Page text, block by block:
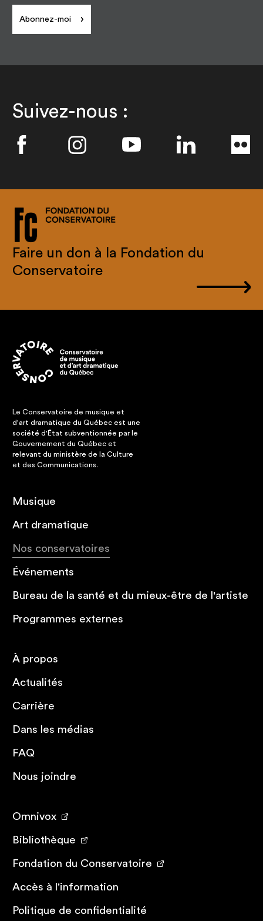
Abonnez-moi
Suivez-nous :
Faire un don à la Fondation du
Conservatoire
Le Conservatoire de musique et
d'art dramatique du Québec est une
société d'État subventionnée par le
Gouvernement du Québec et
relevant du ministère de la Culture
et des Communications.
Musique
Art dramatique
Nos conservatoires
Événements
Bureau de la santé et du mieux-être de l'artiste
Programmes externes
À propos
Actualités
Carrière
Dans les médias
FAQ
Nous joindre
Omnivox
Bibliothèque
Fondation du Conservatoire
Accès à l'information
Politique de confidentialité